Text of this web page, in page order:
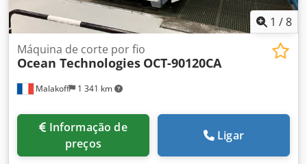
1 /8
Malakoff 1 341 km
Máquina de corte por fio
Ocean Technologies OCT-90120CA
preços
Ligar